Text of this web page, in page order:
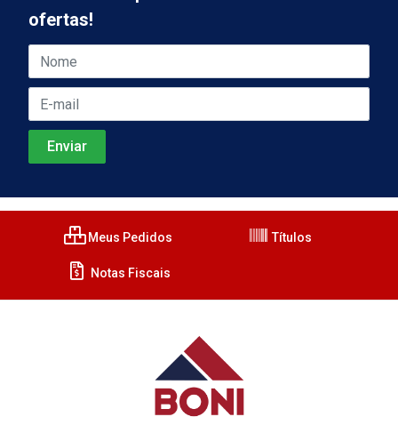
ofertas!
Meus Pedidos Títulos
Notas Fiscais